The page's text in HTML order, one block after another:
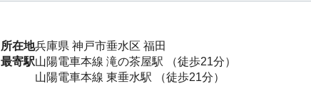
所在地兵庫県 神戸市垂水区 福田
最寄駅山陽電車本線 滝の茶屋駅 （徒歩21分）
山陽電車本線 東垂水駅 （徒歩21分）